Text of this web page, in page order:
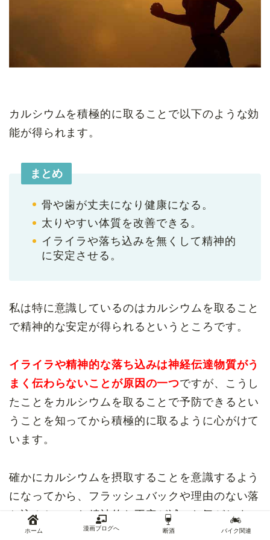
カルシウムを積極的に取ることで以下のような効
能が得られます。
まとめ
骨や歯が丈夫になり健康になる。
太りやすい体質を改善できる。
イライラや落ち込みを無くして精神的
に安定させる。
私は特に意識しているのはカルシウムを取ること
で精神的な安定が得られるというところです。
イライラや精神的な落ち込みは神経伝達物質がう
まく伝わらないことが原因の一つですが、こうし
たことをカルシウムを取ることで予防できるとい
うことを知ってから積極的に取るように心がけて
います。
確かにカルシウムを摂取することを意識するよう
になってから、フラッシュバックや理由のない落
ち込みといった精神的な不安が減った気がしま
す。ホーム 漫画ブログへ 断酒 バイク関連